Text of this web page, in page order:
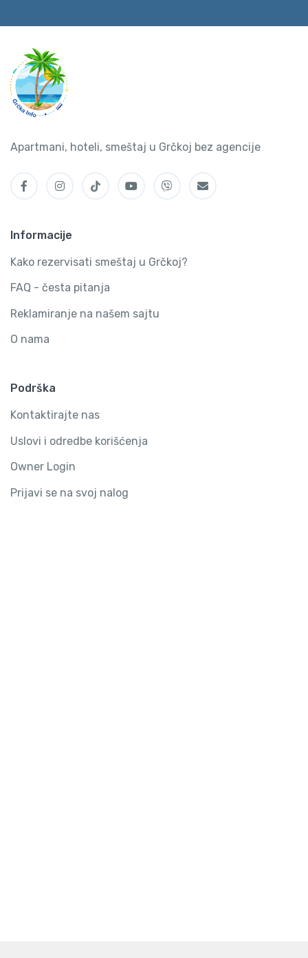
Apartmani, hoteli, smeštaj u Grčkoj bez agencije
Informacije
Kako rezervisati smeštaj u Grčkoj?
FAQ - česta pitanja
Reklamiranje na našem sajtu
O nama
Podrška
Kontaktirajte nas
Uslovi i odredbe korišćenja
Owner Login
Prijavi se na svoj nalog